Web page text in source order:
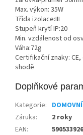
Max. výkon: 35W
Třída izolace:III
Stupeň krytí IP:20
Min. vzdálenost od
Váha:72g
Certifikační znaky:
shodě
Doplňkové
Kategorie:
Záruka:
2 roky
EAN: